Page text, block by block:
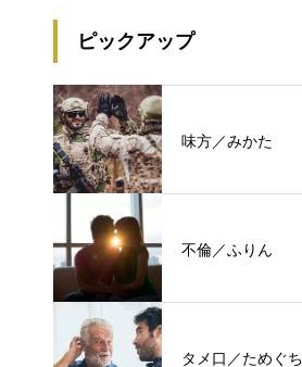
ピックアップ
味方／みかた
不倫／ふりん
タメ口／ためぐち